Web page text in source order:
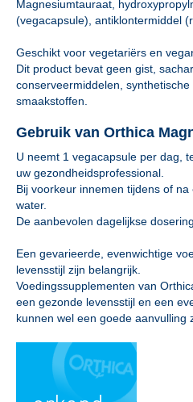
Magnesiumtauraat,
(vegacapsule), antiklontermiddel
Geschikt voor vegetariërs en
Dit product bevat geen gist,
conserveermiddelen,
smaakstoffen.
Gebruik van Orthica
U neemt 1 vegacapsule per dag,
uw gezondheidsprofessional.
Bij voorkeur innemen tijdens of
water.
De aanbevolen dagelijkse
Een gevarieerde, evenwichtige
levensstijl zijn belangrijk.
Voedingssupplementen van
een gezonde levensstijl en een
kunnen wel een goede aanvulling